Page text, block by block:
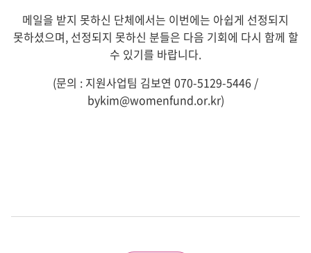
메일을 받지 못하신 단체에서는 이번에는 아쉽게 선정되지
못하셨으며, 선정되지 못하신 분들은 다음 기회에 다시 함께 할
수 있기를 바랍니다.
(문의 : 지원사업팀 김보연 070-5129-5446 /
bykim@womenfund.or.kr)